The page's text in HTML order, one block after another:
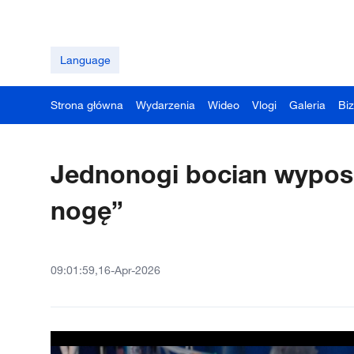
Language
Strona główna Wydarzenia Wideo Vlogi Galeria
Jednonogi bocian
nogę”
09:01:59,16-Apr-2026